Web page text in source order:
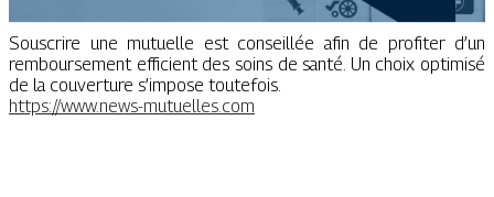
Souscrire une mutuelle est conseillée afin de profiter d’un
remboursement efficient des soins de santé. Un choix optimisé
de la couverture s’impose toutefois.
https://www.news-mutuelles.com